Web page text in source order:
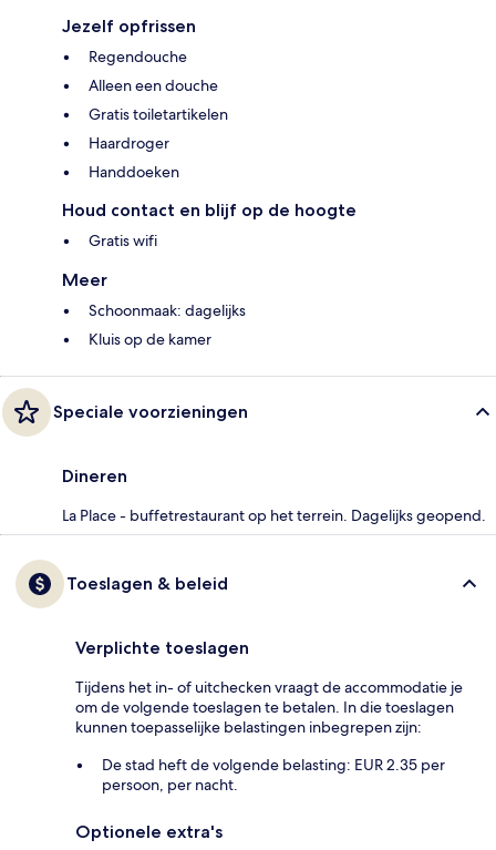
Jezelf opfrissen
Regendouche
Alleen een douche
Gratis toiletartikelen
Haardroger
Handdoeken
Houd contact en blijf op de hoogte
Gratis wifi
Meer
Schoonmaak: dagelijks
Kluis op de kamer
Speciale voorzieningen
Dineren
La Place - buffetrestaurant op het terrein. Dagelijks geopend.
Toeslagen & beleid
Verplichte toeslagen
Tijdens het in- of uitchecken vraagt de accommodatie je
om de volgende toeslagen te betalen. In die toeslagen
kunnen toepasselijke belastingen inbegrepen zijn:
De stad heft de volgende belasting: EUR 2.35 per
persoon, per nacht.
Optionele extra's